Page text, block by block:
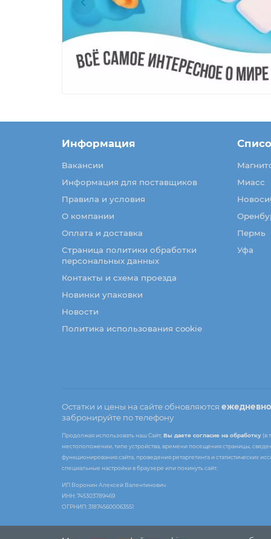
Информация
Вакансии
Информация для поставщиков
Правила и условия
О компании
Оплата и доставка
Страница политики обработки
персональных данных
Контакты и схема проезда
Новинки упаковки
Новости
Политика использования cookie
Миасс
Пермь
Уфа
Остатки и цены на сайте обновляются ежедневно
забронируйте по телефону
Продолжая использовать наш Сайт,Вы даете согласие на обработку (в
местоположении, типе устройства, времени посещения страницы,
функционирования сайта, проведения ретаргетинга и статистических
специальные настройки в браузере или покинуть сайт.
ИП Воронин Алексей Валентинович
ИНН: 745303789469
ОГРНИП: 318745600063551